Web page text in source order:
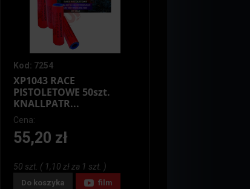
Kod: 7254
XP1043 RACE
PISTOLETOWE 50szt.
KNALLPATR...
Cena:
55,20 zł
50 szt. ( 1,10 zł za 1 szt. )
Do koszyka film